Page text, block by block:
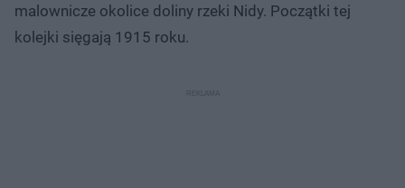
malownicze okolice doliny rzeki Nidy. Początki tej
kolejki sięgają 1915 roku.